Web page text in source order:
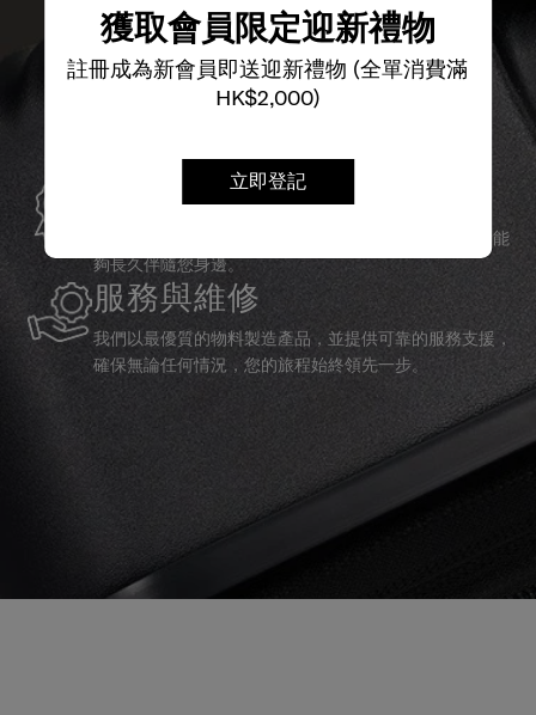
獲取會員限定迎新禮物
註冊成為新會員即送迎新禮物 (全單消費滿
HK$2,000)
立即登記
全球保修
Samsonite承諾提供全球保修服務，確保您的旅行裝備能
夠長久伴隨您身邊。
服務與維修
我們以最優質的物料製造產品，並提供可靠的服務支援，
確保無論任何情況，您的旅程始終領先一步。